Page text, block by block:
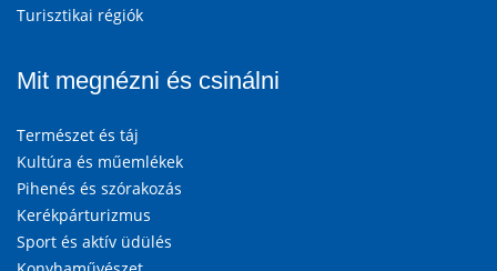
Turisztikai régiók
Mit megnézni és csinálni
Természet és táj
Kultúra és műemlékek
Pihenés és szórakozás
Kerékpárturizmus
Sport és aktív üdülés